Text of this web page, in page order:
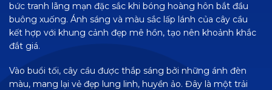
bức tranh lãng mạn đặc sắc khi bóng hoàng hôn bắt đầu
buông xuống. Ánh sáng và màu sắc lấp lánh của cây cầu
kết hợp với khung cảnh đẹp mê hồn, tạo nên khoảnh khắc
đắt giá.
Vào buổi tối, cây cầu được thắp sáng bởi những ánh đèn
màu, mang lại vẻ đẹp lung linh, huyền ảo. Đây là một trải